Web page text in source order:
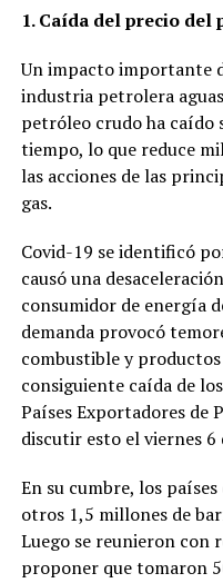
1. Caída del precio del
Un impacto importante
industria petrolera
petróleo crudo ha caído
tiempo, lo que reduce
las acciones de las
gas.
Covid-19 se identificó
causó una
consumidor de energía
demanda provocó
combustible y
consiguiente caída de
Países Exportadores de
discutir esto el viernes 6
En su cumbre, los
otros 1,5 millones de
Luego se reunieron con
proponer que tomaron